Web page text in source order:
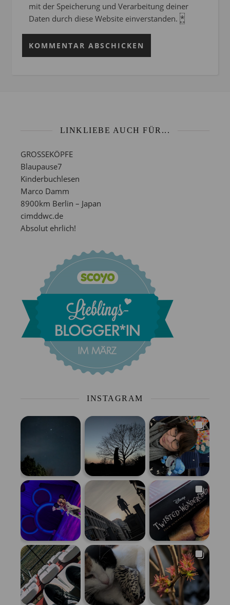
mit der Speicherung und Verarbeitung deiner
Daten durch diese Website einverstanden. *
LINKLIEBE AUCH FÜR...
GROSSEKÖPFE
Blaupause7
Kinderbuchlesen
Marco Damm
8900km Berlin – Japan
cimddwc.de
Absolut ehrlich!
INSTAGRAM